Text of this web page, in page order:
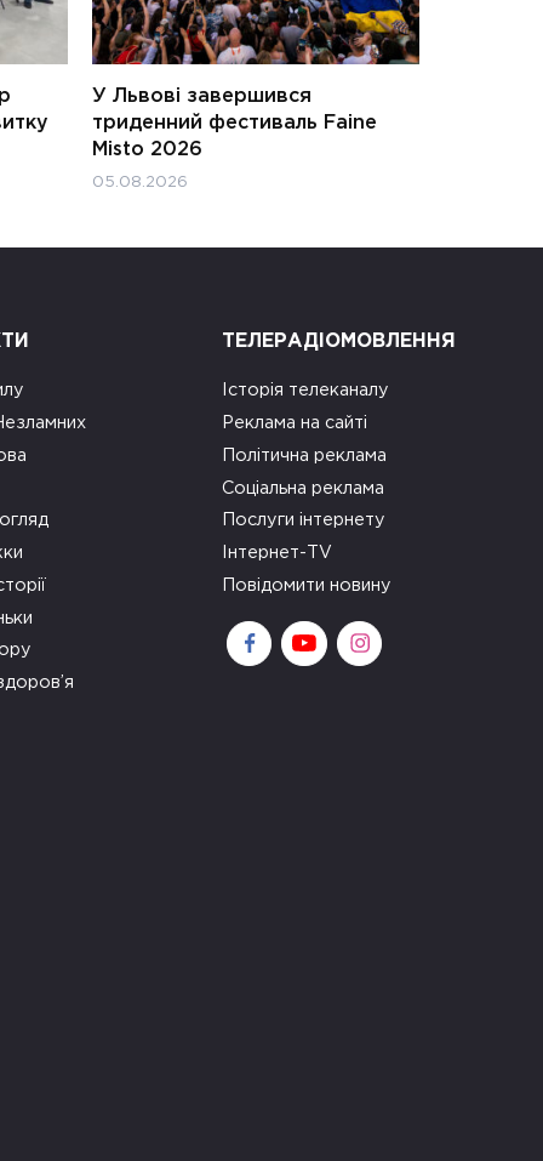
У Львові завершився
триденний фестиваль Faine
Misto 2026
05.08.2026
Незламних
ТЕЛЕРАДІОМОВЛЕННЯ
Історія телеканалу
Реклама на сайті
Політична реклама
Соціальна реклама
Послуги інтернету
Інтернет-TV
Повідомити новину